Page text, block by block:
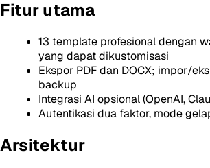
Fitur utama
13 template profesional dengan
yang dapat dikustomisasi
Ekspor PDF dan DOCX; impor/
backup
Integrasi AI opsional (OpenAI,
Autentikasi dua faktor, mode
Arsitektur